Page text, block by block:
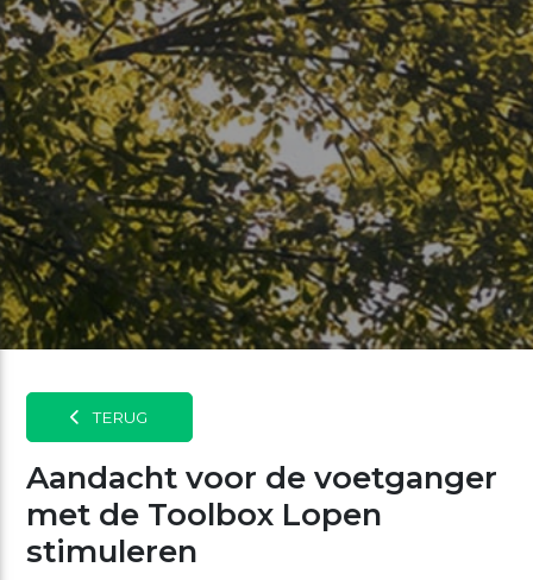
TERUG
Aandacht voor de voetganger
met de Toolbox Lopen
stimuleren